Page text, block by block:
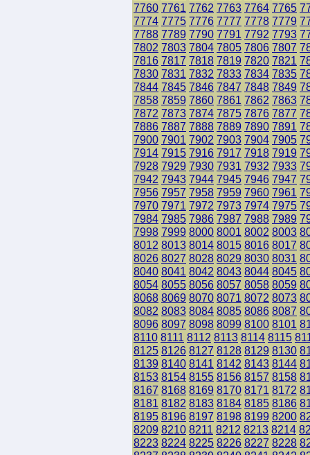
7760 7761 7762 7763 7764 7765
7774 7775 7776 7777 7778 7779
7788 7789 7790 7791 7792 7793
7802 7803 7804 7805 7806 7807
7816 7817 7818 7819 7820 7821
7830 7831 7832 7833 7834 7835
7844 7845 7846 7847 7848 7849
7858 7859 7860 7861 7862 7863
7872 7873 7874 7875 7876 7877
7886 7887 7888 7889 7890 7891
7900 7901 7902 7903 7904 7905
7914 7915 7916 7917 7918 7919
7928 7929 7930 7931 7932 7933
7942 7943 7944 7945 7946 7947
7956 7957 7958 7959 7960 7961
7970 7971 7972 7973 7974 7975
7984 7985 7986 7987 7988 7989
7998 7999 8000 8001 8002 8003
8012 8013 8014 8015 8016 8017
8026 8027 8028 8029 8030 8031
8040 8041 8042 8043 8044 8045
8054 8055 8056 8057 8058 8059
8068 8069 8070 8071 8072 8073
8082 8083 8084 8085 8086 8087
8096 8097 8098 8099 8100 8101
8110 8111 8112 8113 8114 8115
8125 8126 8127 8128 8129 8130
8139 8140 8141 8142 8143 8144
8153 8154 8155 8156 8157 8158
8167 8168 8169 8170 8171 8172
8181 8182 8183 8184 8185 8186
8195 8196 8197 8198 8199 8200
8209 8210 8211 8212 8213 8214
8223 8224 8225 8226 8227 8228